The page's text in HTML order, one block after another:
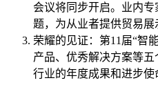
会议将同步开启。业内
题，为从业者提供贸易展
荣耀的见证：第11届“智
产品、优秀解决方案等
行业的年度成果和进步使